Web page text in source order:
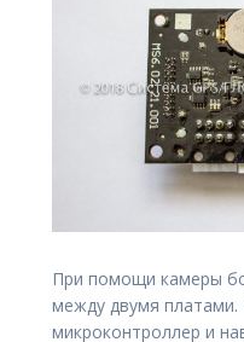
При помощи камеры
между двумя платами.
микроконтроллер и